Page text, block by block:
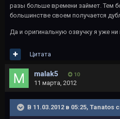
разы больше времени займет. Тем
большинстве своем получается
Да и оригинальную озвучку я уже
Цитата
malak5 10
11 марта, 2012
В 11.03.2012 в 05:25, Tanatos